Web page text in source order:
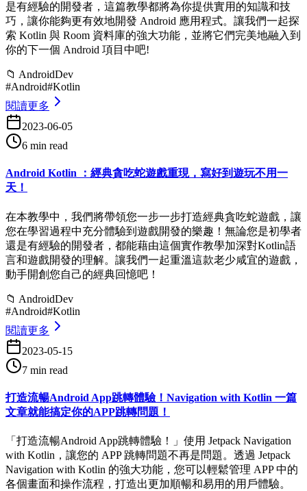
是有經驗的開發者，這篇教學都將為你提供實用的知識和技
巧，讓你能夠更有效地開發 Android 應用程式。讓我們一起探
索 Kotlin 與 Room 資料庫的強大功能，並將它們完美地融入到
你的下一個 Android 項目中吧!
📁 AndroidDev
#Android#Kotlin
閱讀更多
2023-06-05
6 min read
Android Kotlin ：經典貪吃蛇遊戲重現，寫好到遊玩不用一
天！
在本教學中，我們將帶領您一步一步打造經典貪吃蛇遊戲，讓
您在學習過程中充分體驗到遊戲開發的樂趣！無論您是初學者
還是有經驗的開發者，都能藉由這個實作教學加深對Kotlin語
言和遊戲開發的理解。讓我們一起重溫這款老少咸宜的遊戲，
動手開創您自己的經典回憶吧！
📁 AndroidDev
#Android#Kotlin
閱讀更多
2023-05-15
7 min read
打造流暢Android App跳轉體驗！Navigation with Kotlin 一篇
文章就能搞定你的APP跳轉問題！
「打造流暢Android App跳轉體驗！」使用 Jetpack Navigation
with Kotlin，讓您的 APP 跳轉問題不再是問題。透過 Jetpack
Navigation with Kotlin 的強大功能，您可以輕鬆管理 APP 中的
各個畫面和操作流程，打造出更加順暢和易用的用戶體驗。